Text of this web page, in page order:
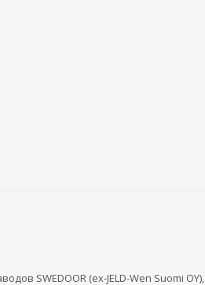
SWEDOOR (ex-JELD-Wen Suomi OY),